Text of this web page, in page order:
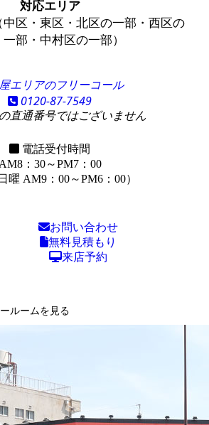
対応エリア
中区・東区・北区の一部・西区の
一部・中村区の一部）
エリアのフリーコール
0120-87-7549
直通番号ではございません
電話受付時間
AM8：30～PM7：00
曜 AM9：00～PM6：00）
お問い合わせ
無料見積もり
来店予約
ルームを見る